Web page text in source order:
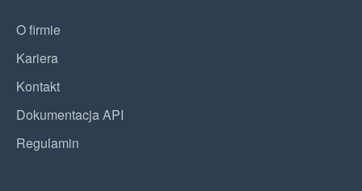
O firmie
Kariera
Kontakt
Dokumentacja API
Regulamin